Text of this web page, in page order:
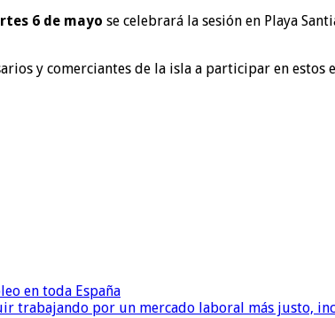
6 de mayo se celebrará la sesión en Playa
y comerciantes de la isla a participar en
en toda España
trabajando por un mercado laboral más justo,